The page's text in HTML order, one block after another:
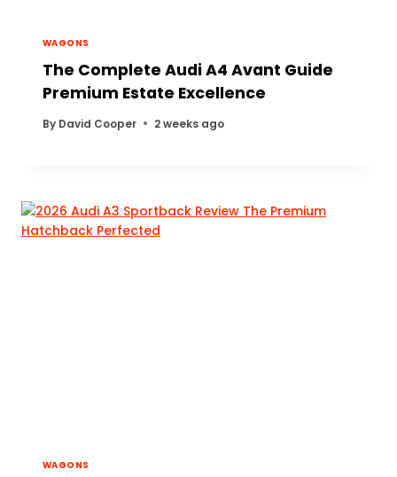
WAGONS
The Complete Audi A4 Avant Guide
Premium Estate Excellence
By David Cooper 2 weeks ago
WAGONS